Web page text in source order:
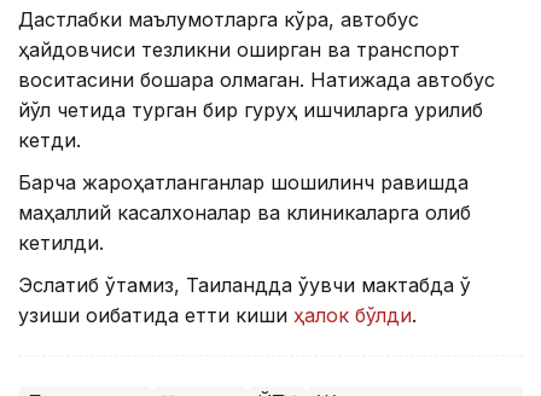
Дастлабки маълумотларга кўра, автобус
ҳайдовчиси тезликни оширган ва транспорт
воситасини бошқара олмаган. Натижада автобус
йўл четида турган бир гуруҳ ишчиларга урилиб
кетди.
Барча жароҳатланганлар шошилинч равишда
маҳаллий касалхоналар ва клиникаларга олиб
кетилди.
Эслатиб ўтамиз, Таиландда ўқувчи мактабда ўқ
узиши оқибатида етти киши ҳалок бўлди.